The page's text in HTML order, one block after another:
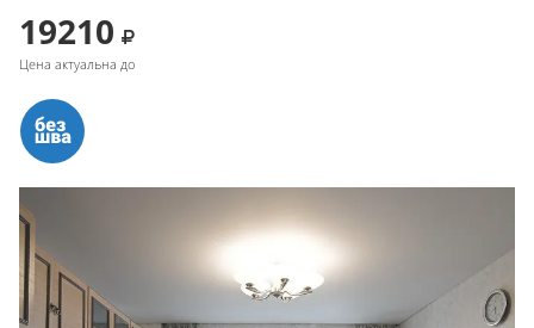
19210
Цена актуальна до